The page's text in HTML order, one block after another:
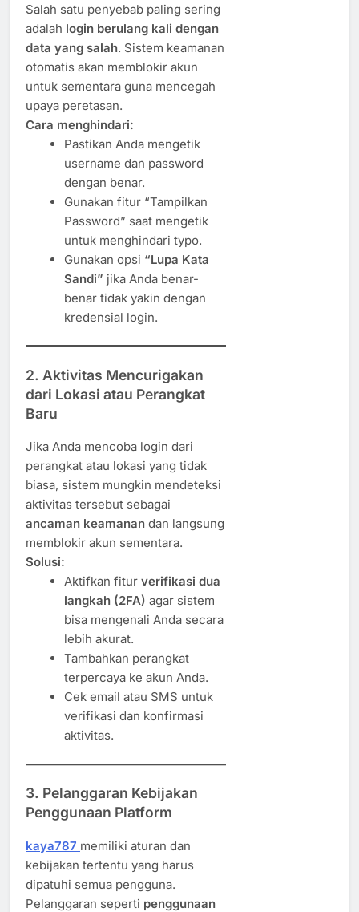
Salah satu penyebab paling sering
adalah login berulang kali dengan
data yang salah. Sistem keamanan
otomatis akan memblokir akun
untuk sementara guna mencegah
upaya peretasan.
Cara menghindari:
Pastikan Anda mengetik
username dan password
dengan benar.
Gunakan fitur “Tampilkan
Password” saat mengetik
untuk menghindari typo.
Gunakan opsi “Lupa Kata
Sandi” jika Anda benar-
benar tidak yakin dengan
kredensial login.
2. Aktivitas Mencurigakan
dari Lokasi atau Perangkat
Baru
Jika Anda mencoba login dari
perangkat atau lokasi yang tidak
biasa, sistem mungkin mendeteksi
aktivitas tersebut sebagai
ancaman keamanan dan langsung
memblokir akun sementara.
Solusi:
Aktifkan fitur verifikasi dua
langkah (2FA) agar sistem
bisa mengenali Anda secara
lebih akurat.
Tambahkan perangkat
terpercaya ke akun Anda.
Cek email atau SMS untuk
verifikasi dan konfirmasi
aktivitas.
3. Pelanggaran Kebijakan
Penggunaan Platform
kaya787 memiliki aturan dan
kebijakan tertentu yang harus
dipatuhi semua pengguna.
Pelanggaran seperti penggunaan